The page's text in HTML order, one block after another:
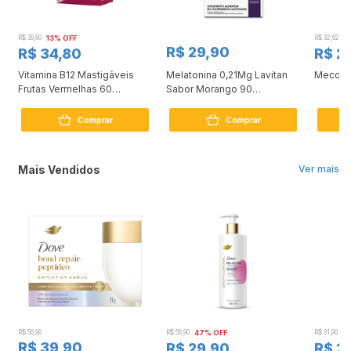
R$ 39,90 13% OFF
R$ 34,80
Vitamina B12 Mastigáveis
Frutas Vermelhas 60
Comprar
R$ 29,90
Melatonina 0,21Mg Lavitan
Sabor Morango 90
Comprar
R$ 32,62
R$
Ver mais
Mais Vendidos
R$ 56,90
R$ 39,90
R$ 56,90 47% OFF R$ 31,90